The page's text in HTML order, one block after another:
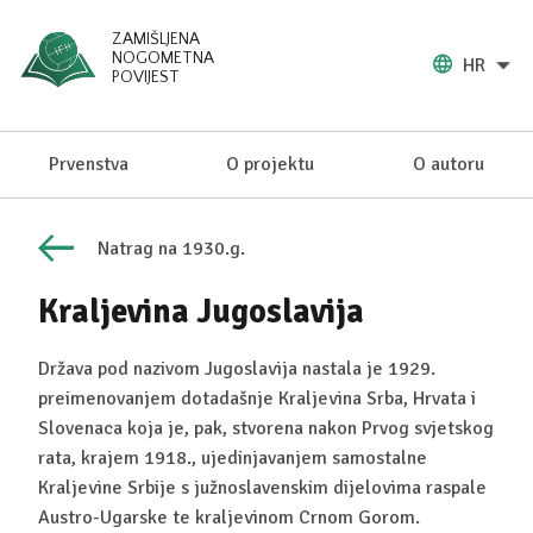
ZAMIŠLJENA
NOGOMETNA
POVIJEST
HR
Prvenstva O projektu O autoru
Natrag na 1930.g.
Kraljevina Jugoslavija
Država pod nazivom Jugoslavija nastala je 1929.
preimenovanjem dotadašnje Kraljevina Srba, Hrvata i
Slovenaca koja je, pak, stvorena nakon Prvog svjetskog
rata, krajem 1918., ujedinjavanjem samostalne
Kraljevine Srbije s južnoslavenskim dijelovima raspale
Austro-Ugarske te kraljevinom Crnom Gorom.